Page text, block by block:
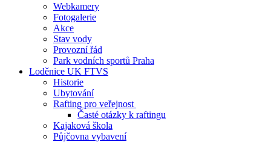
Webkamery
Fotogalerie
Akce
Stav vody
Provozní řád
Park vodních sportů Praha
Loděnice UK FTVS
Historie
Ubytování
Rafting pro veřejnost
Časté otázky k raftingu
Kajaková škola
Půjčovna vybavení